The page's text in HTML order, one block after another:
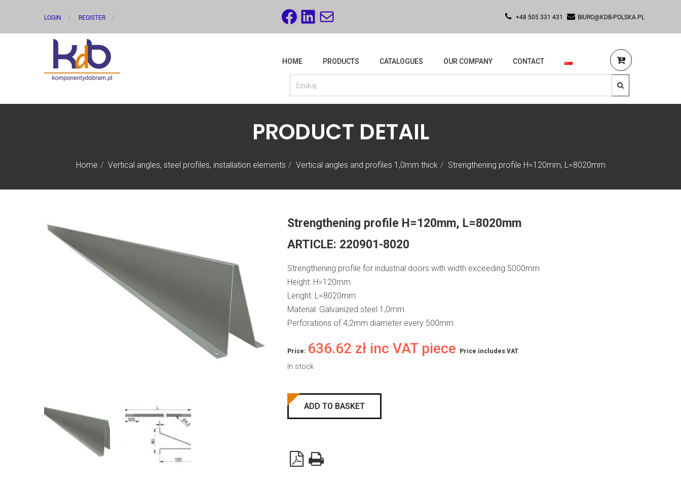
LOGIN REGISTER FACEBOOK
LINKEDIN
MAIL +48 505 331 431 BIURO@KDB-POLSKA.PL
HOME PRODUCTS CATALOGUES OUR COMPANY CONTACT
Home Vertical angles, steel profiles, installation elements Vertical angles and profiles 1,0mm thick Strengthening profile H=120mm, L=8020mm
PRODUCT DETAIL
Strengthening profile H=120mm, L=8020mm
ARTICLE: 220901-8020
Strengthening profile for industrial doors with width exceeding 5000mm
Height: H=120mm
Lenght: L=8020mm
Material: Galvanized steel 1,0mm
Perforations of 4,2mm diameter every 500mm
Price: 636.62 zł inc VAT piece Price includes VAT
In stock
Strengthening
quantity
ADD TO BASKET